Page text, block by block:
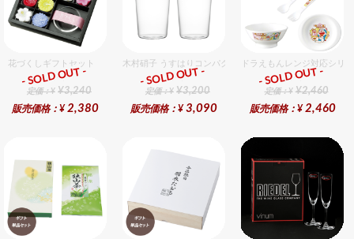
花づくしギフトセット
ギフト
定価：¥ ¥3,240
販売価格：¥ 2,380
- SOLD OUT -
木村硝子 うすはりコンパクト450cc タンブラーグラスギ
ギフト
定価：¥ ¥3,200
販売価格：¥ 3,090
- SOLD OUT -
ドラえもんレンジ対応シリ
ギフト
定価：¥ ¥2,460
販売価格：¥ 2,460
- SOLD OUT -